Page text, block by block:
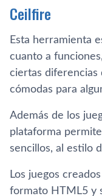
Ceilfire
Esta herramienta
cuanto a
ciertas diferencias
cómodas para
Además de los
plataforma
sencillos, al estilo
Los juegos
formato HTML5 y